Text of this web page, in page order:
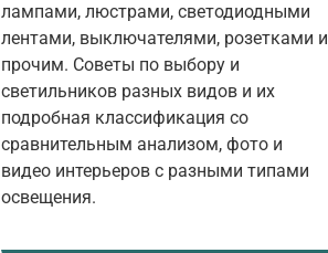
лампами, люстрами, светодиодными
лентами, выключателями, розетками и
прочим. Советы по выбору и
светильников разных видов и их
подробная классификация со
сравнительным анализом, фото и
видео интерьеров с разными типами
освещения.